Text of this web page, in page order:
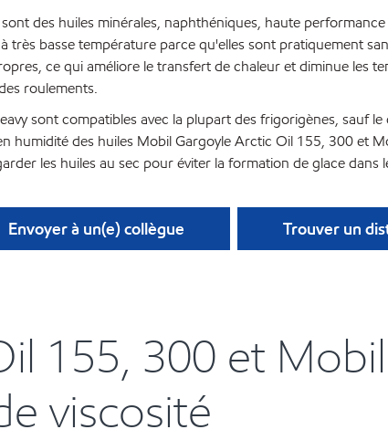
des huiles minérales, naphthéniques, haute
basse température parce qu'elles sont pratiquement
ce qui améliore le transfert de chaleur et diminue les
roulements.
sont compatibles avec la plupart des frigorigènes, sauf
des huiles Mobil Gargoyle Arctic Oil 155, 300 et
les huiles au sec pour éviter la formation de glace dans
Envoyer à un(e) collègue Trouver un
155, 300 et
viscosité